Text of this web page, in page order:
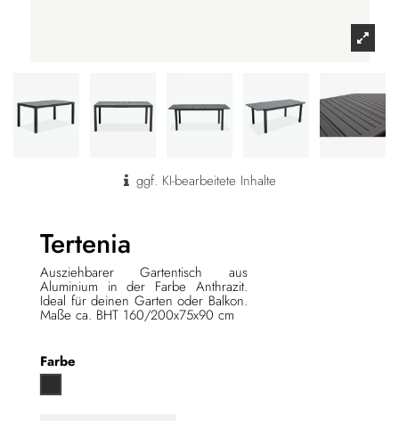
ggf. KI-bearbeitete Inhalte
Tertenia
Ausziehbarer Gartentisch aus
Aluminium in der Farbe Anthrazit.
Ideal für deinen Garten oder Balkon.
Maße ca. BHT 160/200x75x90 cm
Farbe